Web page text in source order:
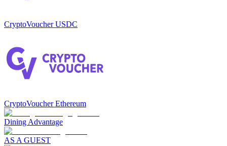
CryptoVoucher USDC
CryptoVoucher Ethereum
Dining Advantage
AS A GUEST